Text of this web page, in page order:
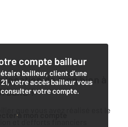
compte bailleur
bailleur, client d’une
21, votre accès bailleur vous
votre compte.
à mon compte
de mon bien à
?
que vous avez réalisé est le
et d'efforts financiers